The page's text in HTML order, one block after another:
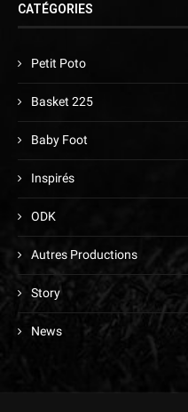
CATÉGORIES
Petit Poto
Basket 225
Baby Foot
Inspirés
ODK
Autres Productions
Story
News